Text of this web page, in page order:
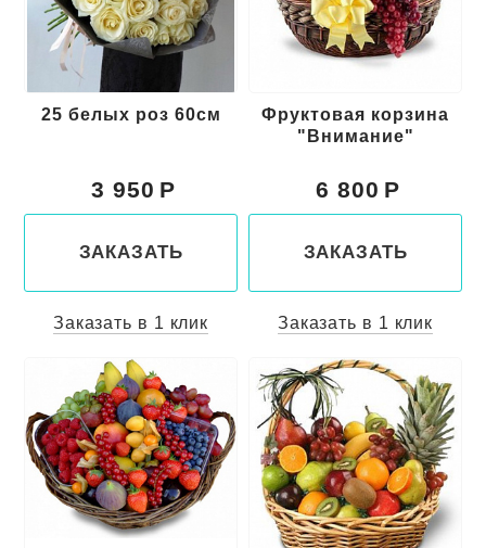
25 белых роз 60см
3 950
ЗАКАЗАТЬ
Заказать в 1 клик
Фруктовая корзина
"Внимание"
6 800
ЗАКАЗАТЬ
Заказать в 1 клик